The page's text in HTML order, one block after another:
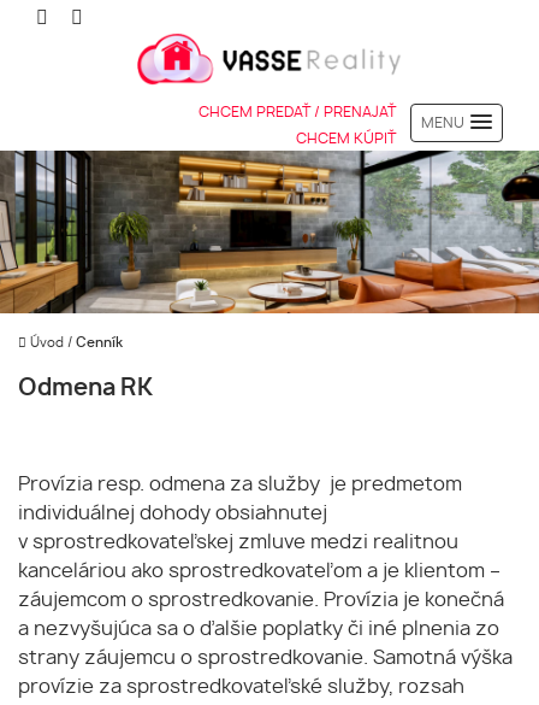
CHCEM PREDAŤ / PRENAJAŤ
CHCEM KÚPIŤ
MENU
Úvod / Cenník
Odmena RK
Provízia resp. odmena za služby je predmetom
individuálnej dohody obsiahnutej
v sprostredkovateľskej zmluve medzi realitnou
kanceláriou ako sprostredkovateľom a je klientom –
záujemcom o sprostredkovanie. Provízia je konečná
a nezvyšujúca sa o ďalšie poplatky či iné plnenia zo
strany záujemcu o sprostredkovanie. Samotná výška
provízie za sprostredkovateľské služby, rozsah